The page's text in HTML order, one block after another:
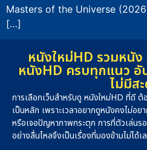
Masters of the Universe
[…]
หนังใหม่HD รวมหนัง
หนังHD ครบทุกแนว อั
ไม่มีส
การเลือกเว็บสำหรับดู หนังใหม่HD ที่ดี ต้
เป็นหลัก เพราะเวลาอยากดูหนังคงไม่อ
หรือเจอปัญหาภาพกระตุก การที่ตัวเล่น
อย่างลื่นไหลจึงเป็นเรื่องที่มองข้ามไม่ได้เ